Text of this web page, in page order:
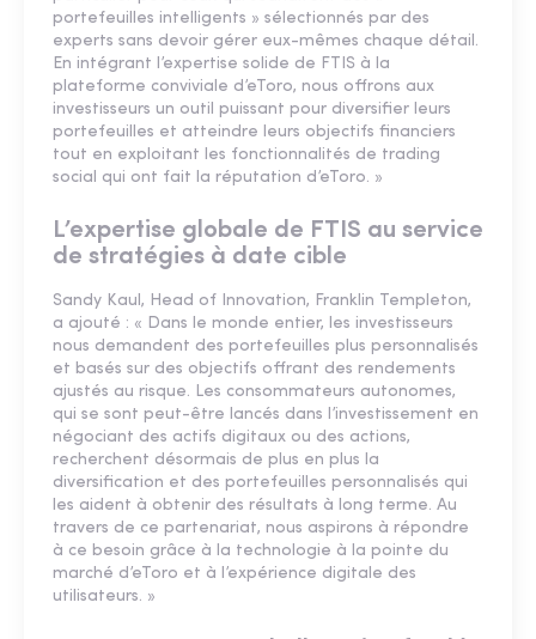
portefeuilles intelligents » sélectionnés par des
experts sans devoir gérer eux-mêmes chaque détail.
En intégrant l’expertise solide de FTIS à la
plateforme conviviale d’eToro, nous offrons aux
investisseurs un outil puissant pour diversifier leurs
portefeuilles et atteindre leurs objectifs financiers
tout en exploitant les fonctionnalités de trading
social qui ont fait la réputation d’eToro. »
L’expertise globale de FTIS au service
de stratégies à date cible
Sandy Kaul, Head of Innovation, Franklin Templeton,
a ajouté : « Dans le monde entier, les investisseurs
nous demandent des portefeuilles plus personnalisés
et basés sur des objectifs offrant des rendements
ajustés au risque. Les consommateurs autonomes,
qui se sont peut-être lancés dans l’investissement en
négociant des actifs digitaux ou des actions,
recherchent désormais de plus en plus la
diversification et des portefeuilles personnalisés qui
les aident à obtenir des résultats à long terme. Au
travers de ce partenariat, nous aspirons à répondre
à ce besoin grâce à la technologie à la pointe du
marché d’eToro et à l’expérience digitale des
utilisateurs. »